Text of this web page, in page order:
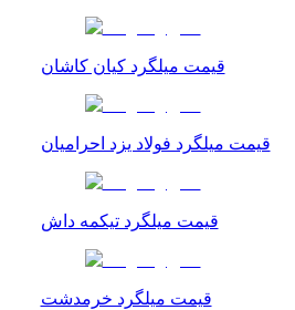
قیمت میلگرد کیان کاشان
قیمت میلگرد فولاد یزد احرامیان
قیمت میلگرد تیکمه داش
قیمت میلگرد خرمدشت